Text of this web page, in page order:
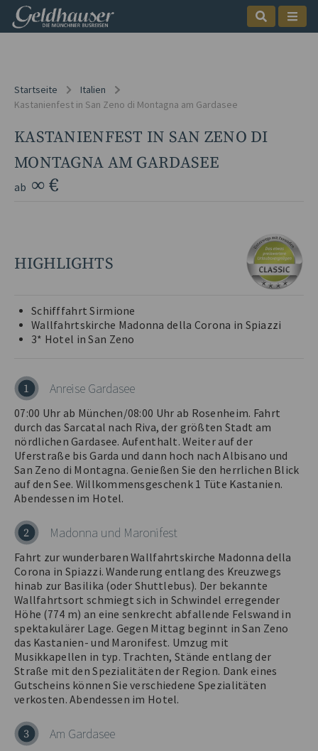
Startseite
Italien
Kastanienfest in San Zeno di Montagna am Gardasee
KASTANIENFEST IN SAN ZENO DI
MONTAGNA AM GARDASEE
ab ∞ €
HIGHLIGHTS
Schifffahrt Sirmione
Wallfahrtskirche Madonna della Corona in Spiazzi
3* Hotel in San Zeno
1 Anreise Gardasee
07:00 Uhr ab München/08:00 Uhr ab Rosenheim. Fahrt
durch das Sarcatal nach Riva, der größten Stadt am
nördlichen Gardasee. Aufenthalt. Weiter auf der
Uferstraße bis Garda und dann hoch nach Albisano und
San Zeno di Montagna. Genießen Sie den herrlichen Blick
auf den See. Willkommensgeschenk 1 Tüte Kastanien.
Abendessen im Hotel.
2 Madonna und Maronifest
Fahrt zur wunderbaren Wallfahrtskirche Madonna della
Corona in Spiazzi. Wanderung entlang des Kreuzwegs
hinab zur Basilika (oder Shuttlebus). Der bekannte
Wallfahrtsort schmiegt sich in Schwindel erregender
Höhe (774 m) an eine senkrecht abfallende Felswand in
spektakulärer Lage. Gegen Mittag beginnt in San Zeno
das Kastanien- und Maronifest. Umzug mit
Musikkapellen in typ. Trachten, Stände entlang der
Straße mit den Spezialitäten der Region. Dank eines
Gutscheins können Sie verschiedene Spezialitäten
verkosten. Abendessen im Hotel.
3 Am Gardasee